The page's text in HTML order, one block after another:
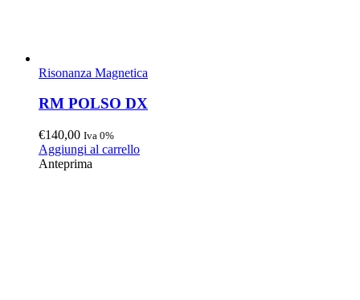
Risonanza Magnetica
RM POLSO DX
€140,00 Iva 0%
Aggiungi al carrello
Anteprima